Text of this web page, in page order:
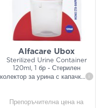
Alfacare Ubox
Sterilized Urine Container
120ml, 1 бр - Стерилен
колектор за урина с капачк... i
Препоръчителна цена на